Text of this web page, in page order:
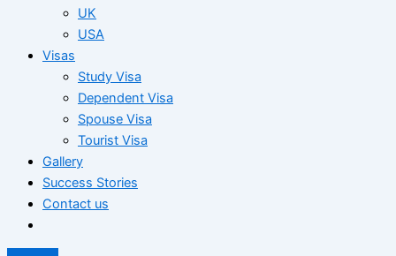
UK
USA
Visas
Study Visa
Dependent Visa
Spouse Visa
Tourist Visa
Gallery
Success Stories
Contact us